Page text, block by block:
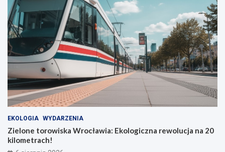
EKOLOGIA WYDARZENIA
Zielone torowiska Wrocławia: Ekologiczna rewolucja na 20
kilometrach!